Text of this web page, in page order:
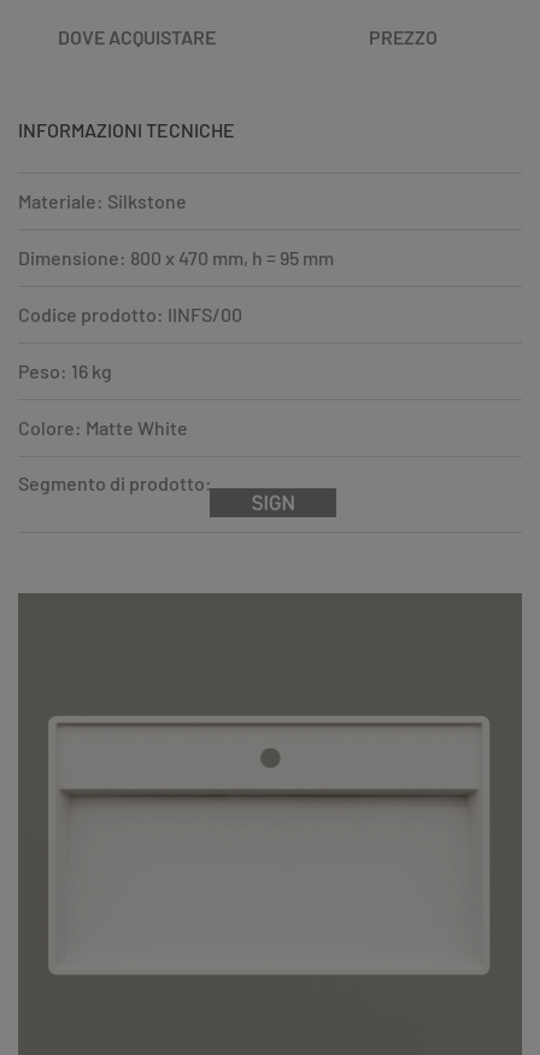
DOVE ACQUISTARE PREZZO
INFORMAZIONI TECNICHE
Materiale: Silkstone
Dimensione: 800 x 470 mm, h = 95 mm
Codice prodotto: IINFS/00
Peso: 16 kg
Colore: Matte White
Segmento di prodotto: